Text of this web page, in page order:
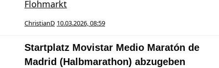
Flohmarkt
ChristianD 10.03.2026, 08:59
Startplatz Movistar Medio Maratón de
Madrid (Halbmarathon) abzugeben